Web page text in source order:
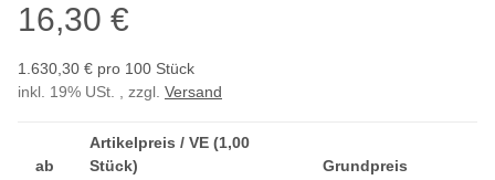
16,30 €
1.630,30 € pro 100 Stück
inkl. 19% USt. , zzgl. Versand
ab
Artikelpreis / VE (1,00
Stück)
Grundpreis